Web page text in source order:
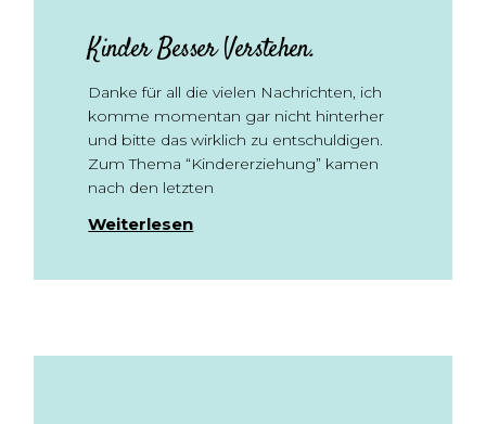
Kinder Besser Verstehen.
Danke für all die vielen Nachrichten, ich
komme momentan gar nicht hinterher
und bitte das wirklich zu entschuldigen.
Zum Thema “Kindererziehung” kamen
nach den letzten
Weiterlesen